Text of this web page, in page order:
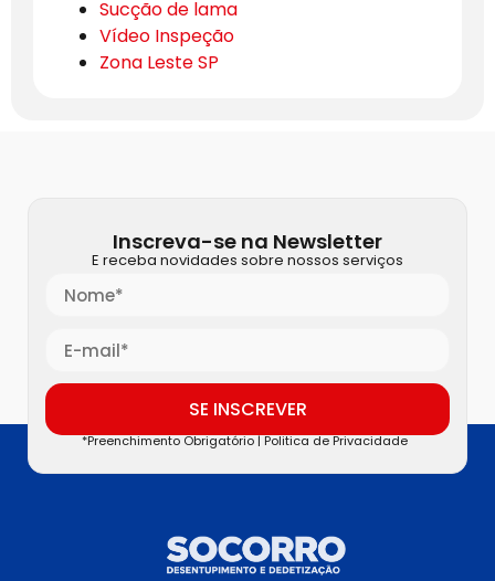
Sucção de lama
Vídeo Inspeção
Zona Leste SP
Inscreva-se na Newsletter
E receba novidades sobre nossos serviços
SE INSCREVER
*Preenchimento Obrigatório |Politica de Privacidade